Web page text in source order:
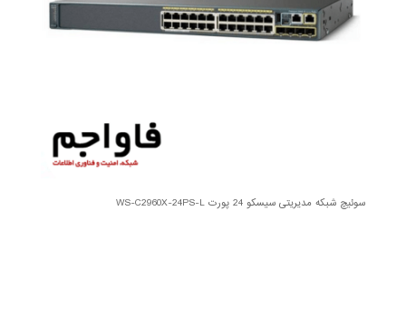
سوئیچ شبکه مدیریتی سیسکو 24 پورت WS-C2960X-24PS-L